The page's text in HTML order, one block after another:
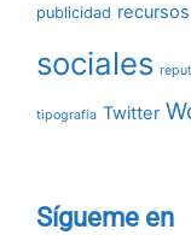
publicidad recursos
sociales
tipografía Twitter
Sígueme en